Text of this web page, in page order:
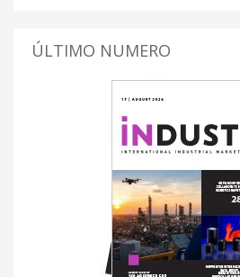
ÚLTIMO NUMERO